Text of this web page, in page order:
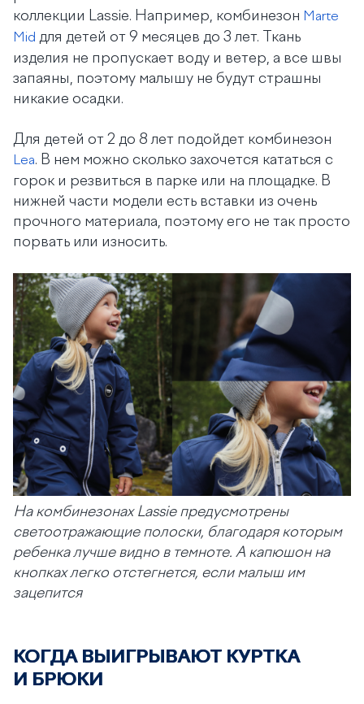
коллекции Lassie. Например, комбинезон Marte
Mid для детей от 9 месяцев до 3 лет. Ткань
изделия не пропускает воду и ветер, а все швы
запаяны, поэтому малышу не будут страшны
никакие осадки.
Для детей от 2 до 8 лет подойдет комбинезон
Lea. В нем можно сколько захочется кататься с
горок и резвиться в парке или на площадке. В
нижней части модели есть вставки из очень
прочного материала, поэтому его не так просто
порвать или износить.
На комбинезонах Lassie предусмотрены
светоотражающие полоски, благодаря которым
ребенка лучше видно в темноте. А капюшон на
кнопках легко отстегнется, если малыш им
зацепится
КОГДА ВЫИГРЫВАЮТ КУРТКА
И БРЮКИ